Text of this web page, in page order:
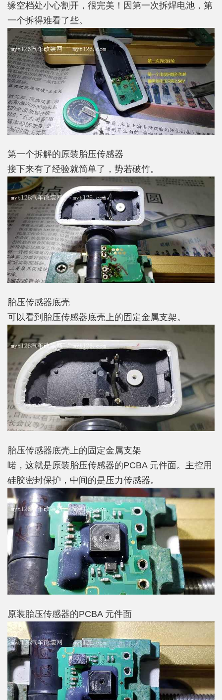
缘空档处小心割开，很完美！因第一次拆焊电池，第
一个拆得难看了些。
第一个拆解的原装胎压传感器
接下来有了经验就简单了，势若破竹。
胎压传感器底壳
可以看到胎压传感器底壳上的固定金属支架。
胎压传感器底壳上的固定金属支架
喏，这就是原装胎压传感器的PCBA 元件面。主控用
硅胶密封保护，中间的是压力传感器。
原装胎压传感器的PCBA 元件面